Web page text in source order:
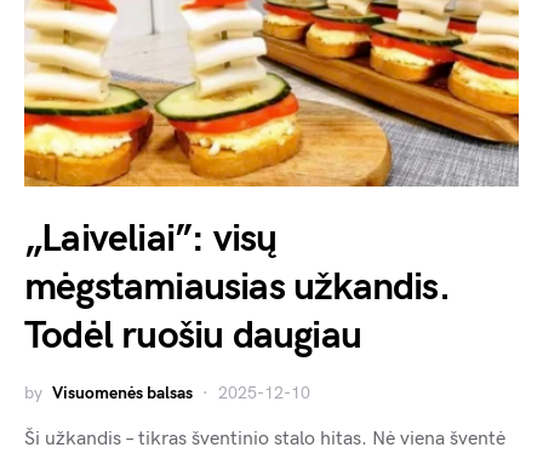
„Laiveliai”: visų
mėgstamiausias užkandis.
Todėl ruošiu daugiau
by Visuomenės balsas 2025-12-10
Ši užkandis – tikras šventinio stalo hitas. Nė viena šventė